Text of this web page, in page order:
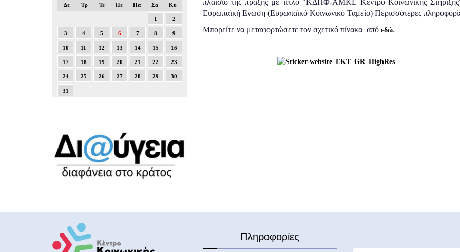
Δε Τρ Τε Πε Πα Σα Κυ
1 2
3 4 5 6 7 8 9
10 11 12 13 14 15 16
17 18 19 20 21 22 23
24 25 26 27 28 29 30
31
πλαίσιο της πράξης με τίτλο "ΚΔΗΦ-ΑΜΚΕ Κέντρο Κοινωνικής
Ευρωπαϊκή Ενωση (Ευρωπαϊκό Κοινωνικό Ταμείο) Περισσότερες
Μπορείτε να μεταφορτώσετε τον σχετικό πίνακα από εδώ.
Πληροφορίες